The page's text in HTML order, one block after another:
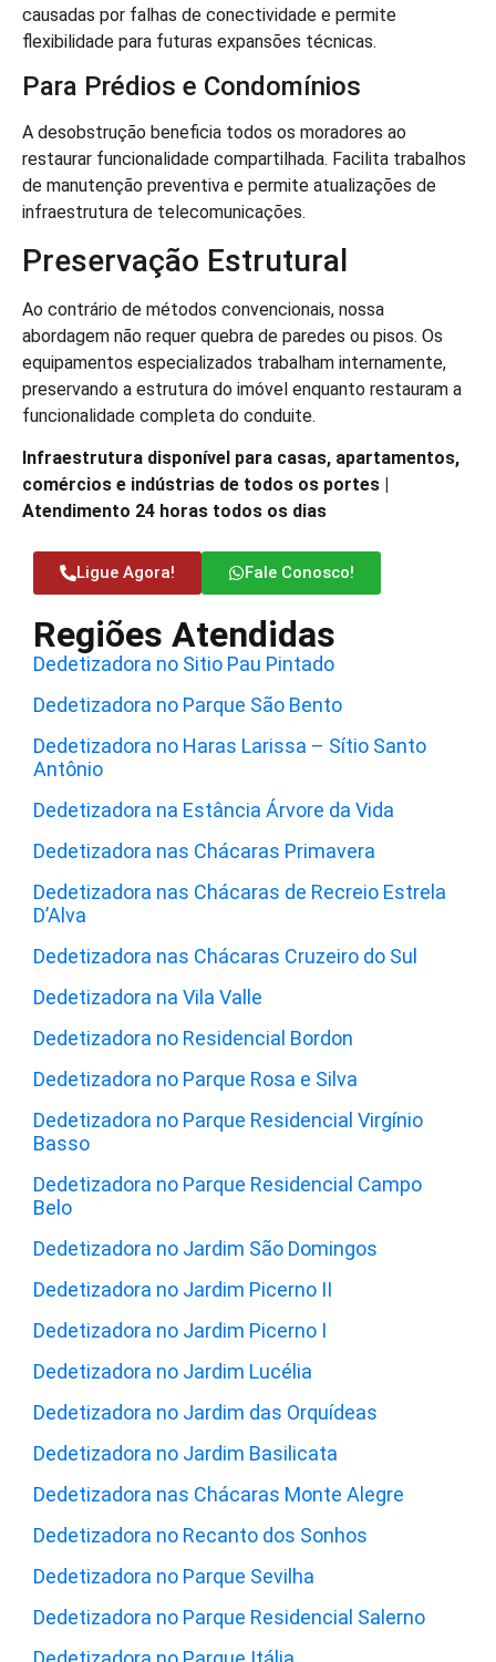
causadas por falhas de conectividade e permite
flexibilidade para futuras expansões técnicas.
Para Prédios e Condomínios
A desobstrução beneficia todos os moradores ao
restaurar funcionalidade compartilhada. Facilita trabalhos
de manutenção preventiva e permite atualizações de
infraestrutura de telecomunicações.
Preservação Estrutural
Ao contrário de métodos convencionais, nossa
abordagem não requer quebra de paredes ou pisos. Os
equipamentos especializados trabalham internamente,
preservando a estrutura do imóvel enquanto restauram a
funcionalidade completa do conduite.
Infraestrutura disponível para casas, apartamentos,
comércios e indústrias de todos os portes |
Atendimento 24 horas todos os dias
Ligue Agora! Fale Conosco!
Regiões Atendidas
Dedetizadora no Sitio Pau Pintado
Dedetizadora no Parque São Bento
Dedetizadora no Haras Larissa – Sítio Santo
Antônio
Dedetizadora na Estância Árvore da Vida
Dedetizadora nas Chácaras Primavera
Dedetizadora nas Chácaras de Recreio Estrela
D’Alva
Dedetizadora nas Chácaras Cruzeiro do Sul
Dedetizadora na Vila Valle
Dedetizadora no Residencial Bordon
Dedetizadora no Parque Rosa e Silva
Dedetizadora no Parque Residencial Virgínio
Basso
Dedetizadora no Parque Residencial Campo
Belo
Dedetizadora no Jardim São Domingos
Dedetizadora no Jardim Picerno II
Dedetizadora no Jardim Picerno I
Dedetizadora no Jardim Lucélia
Dedetizadora no Jardim das Orquídeas
Dedetizadora no Jardim Basilicata
Dedetizadora nas Chácaras Monte Alegre
Dedetizadora no Recanto dos Sonhos
Dedetizadora no Parque Sevilha
Dedetizadora no Parque Residencial Salerno